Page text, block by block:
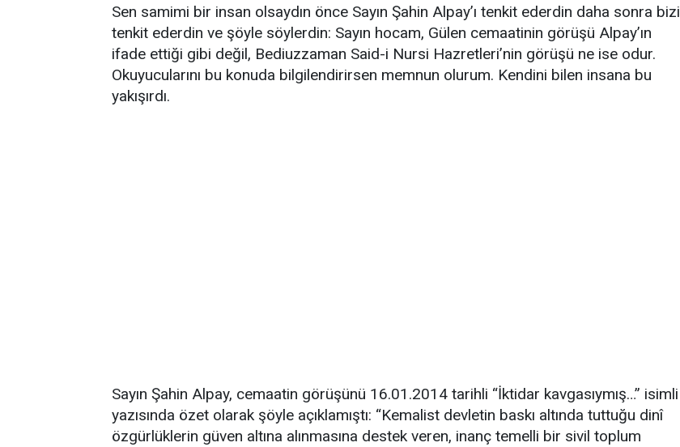
Sen samimi bir insan olsaydın önce Sayın Şahin Alpay’ı tenkit ederdin daha sonra bizi
tenkit ederdin ve şöyle söylerdin: Sayın hocam, Gülen cemaatinin görüşü Alpay’ın
ifade ettiği gibi değil, Bediuzzaman Said-i Nursi Hazretleri’nin görüşü ne ise odur.
Okuyucularını bu konuda bilgilendirirsen memnun olurum. Kendini bilen insana bu
yakışırdı.
Sayın Şahin Alpay, cemaatin görüşünü 16.01.2014 tarihli “İktidar kavgasıymış…” isimli
yazısında özet olarak şöyle açıklamıştı: “Kemalist devletin baskı altında tuttuğu dinî
özgürlüklerin güven altına alınmasına destek veren, inanç temelli bir sivil toplum